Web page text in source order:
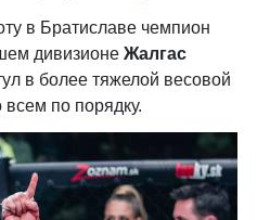
в Братиславе чемпион
дивизионе Жалгас
в более тяжелой весовой
всем по порядку.